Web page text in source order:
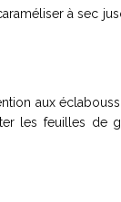
à sec
aux
les feuilles de